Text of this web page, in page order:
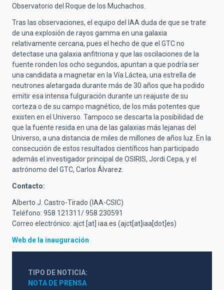
Observatorio del Roque de los Muchachos.
Tras las observaciones, el equipo del IAA duda de que se trate
de una explosión de rayos gamma en una galaxia
relativamente cercana, pues el hecho de que el GTC no
detectase una galaxia anfitriona y que las oscilaciones de la
fuente ronden los ocho segundos, apuntan a que podría ser
una candidata a magnetar en la Vía Láctea, una estrella de
neutrones aletargada durante más de 30 años que ha podido
emitir esa intensa fulguración durante un reajuste de su
corteza o de su campo magnético, de los más potentes que
existen en el Universo. Tampoco se descarta la posibilidad de
que la fuente resida en una de las galaxias más lejanas del
Universo, a una distancia de miles de millones de años luz. En la
consecución de estos resultados científicos han participado
además el investigador principal de OSIRIS, Jordi Cepa, y el
astrónomo del GTC, Carlos Álvarez.
Contacto:
Alberto J. Castro-Tirado (IAA-CSIC)
Teléfono: 958 121311/ 958 230591
Correo electrónico: ajct [at] iaa.es (ajct[at]iaa[dot]es)
Web de la inauguración
TIPO DE NOTICIA
NOTA DE PRENSA